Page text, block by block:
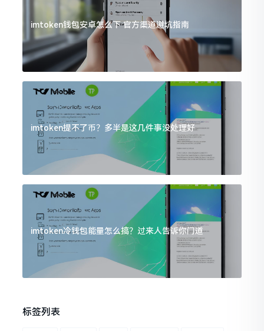
imtoken钱包安卓怎么下 官方渠道避坑指南
imtoken提不了币？多半是这几件事没处理好
imtoken冷钱包能量怎么搞？过来人告诉你门道
标签列表